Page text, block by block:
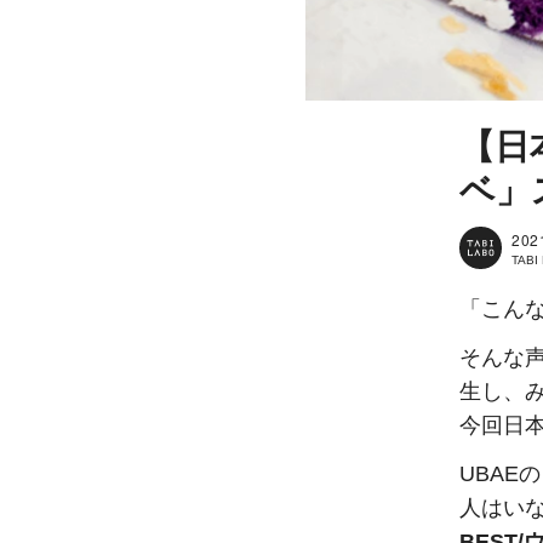
【
ベ」
TABI
「こん
そんな
生し、
今回日
UBAE
人はい